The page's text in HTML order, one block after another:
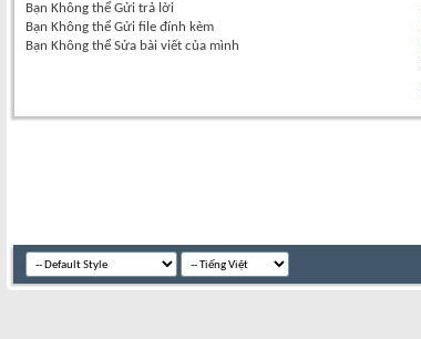
Bạn Không thể Gửi trả lời
Bạn Không thể Gửi file đính kèm
Bạn Không thể Sửa bài viết của mình